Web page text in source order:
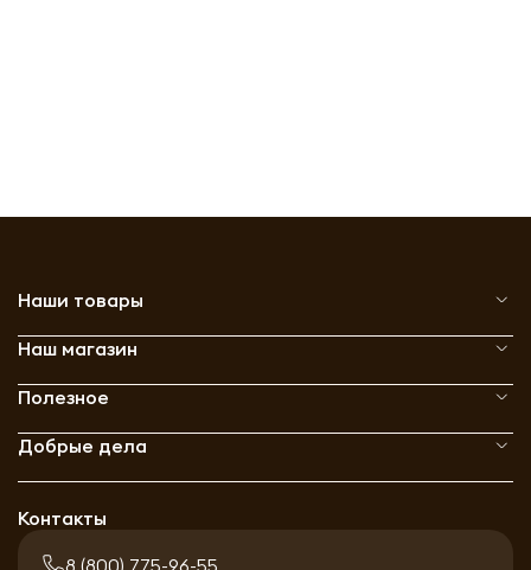
Наши товары
Наш магазин
Полезное
Добрые дела
Контакты
8 (800) 775-96-55